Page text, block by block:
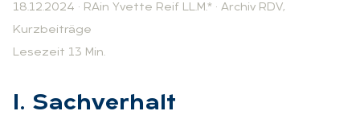
18.12.2024 · RAin Yvette Reif LL.M.* · Archiv RDV,
Kurzbeiträge
Lesezeit 13 Min.
I. Sach­ver­halt